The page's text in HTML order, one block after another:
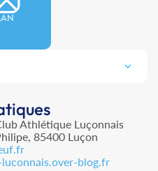
Athlétique Luçonnais
85400 Luçon
blog.fr